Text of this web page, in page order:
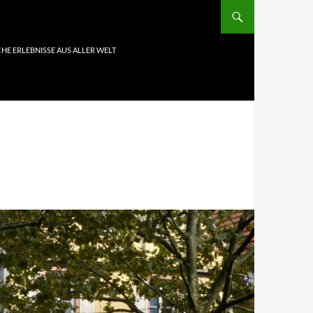
ERLEBNISSE AUS ALLER WELT